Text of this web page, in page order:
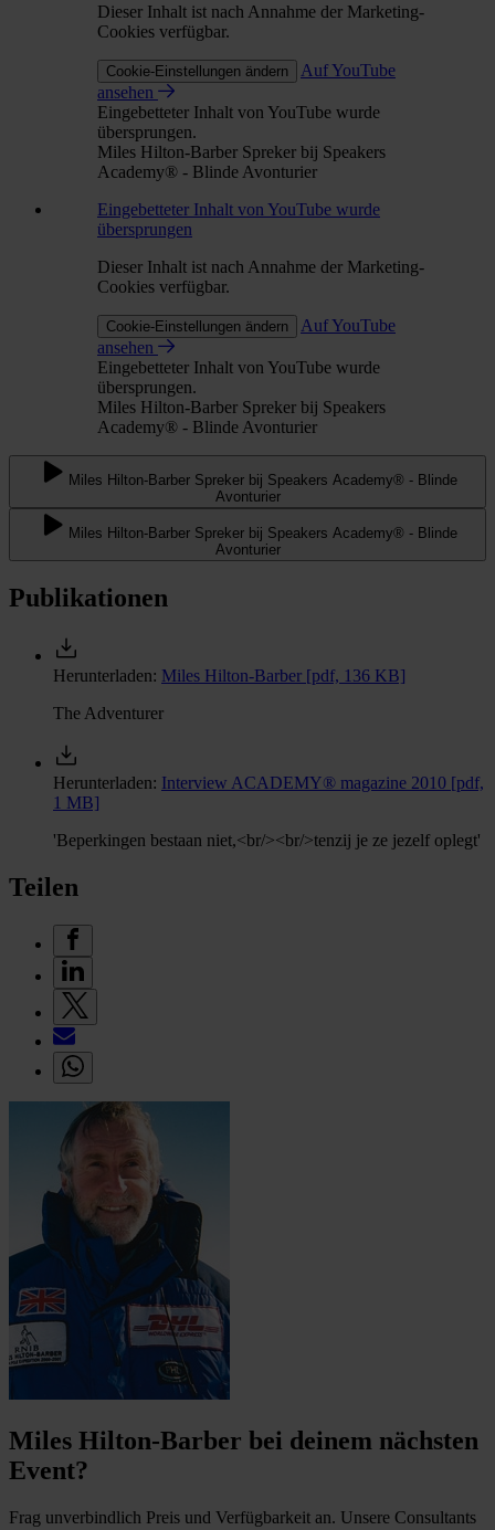
Dieser Inhalt ist nach Annahme der Marketing-
Cookies verfügbar.
Cookie-Einstellungen ändern
Auf YouTube
ansehen
Eingebetteter Inhalt von YouTube wurde
übersprungen.
Miles Hilton-Barber Spreker bij Speakers
Academy® - Blinde Avonturier
Eingebetteter Inhalt von YouTube wurde
übersprungen
Dieser Inhalt ist nach Annahme der Marketing-
Cookies verfügbar.
Cookie-Einstellungen ändern
Auf YouTube
ansehen
Eingebetteter Inhalt von YouTube wurde
übersprungen.
Miles Hilton-Barber Spreker bij Speakers
Academy® - Blinde Avonturier
Miles Hilton-Barber Spreker bij Speakers Academy® - Blinde
Avonturier
Miles Hilton-Barber Spreker bij Speakers Academy® - Blinde
Avonturier
Publikationen
Herunterladen: Miles Hilton-Barber [pdf, 136 KB]
The Adventurer
Herunterladen: Interview ACADEMY® magazine 2010 [pdf,
1 MB]
'Beperkingen bestaan niet,<br/><br/>tenzij je ze jezelf oplegt'
Teilen
Miles Hilton-Barber bei deinem nächsten
Event?
Frag unverbindlich Preis und Verfügbarkeit an. Unsere Consultants